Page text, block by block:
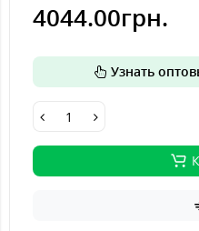
4044.00грн.
Узнать